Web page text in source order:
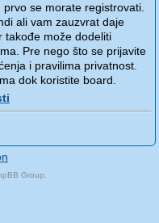
se morate registrovati.
ali vam zauzvrat daje
takođe može dodeliti
Pre nego što se prijavite
i pravilima privatnost.
dok koristite board.
Group.